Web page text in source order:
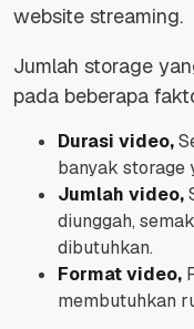
website streaming.
Jumlah storage
pada beberapa
Durasi video,
banyak storage
Jumlah video,
diunggah,
dibutuhkan.
Format video,
membutuhkan